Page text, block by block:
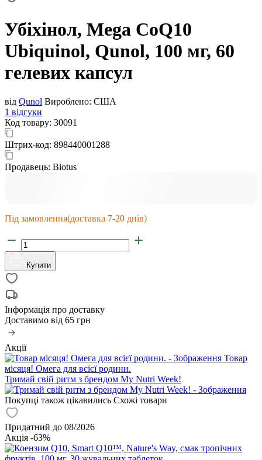
Убіхінол, Mega CoQ10
Ubiquinol, Qunol, 100 мг, 60
гелевих капсул
від Qunol Вироблено: США
1 відгуки
Код товару: 30091
Штрих-код: 898440001288
Продавець: Biotus
Під замовлення(доставка 7-20 днів)
Купити
Інформація про доставку
Доставимо від 65 грн
Акції
Товар
місяця! Омега для всієї родини.
Тримай свій ритм з брендом My Nutri Week!
Покупці також цікавились Схожі товари
Придатний до 08/2026
Акція -63%